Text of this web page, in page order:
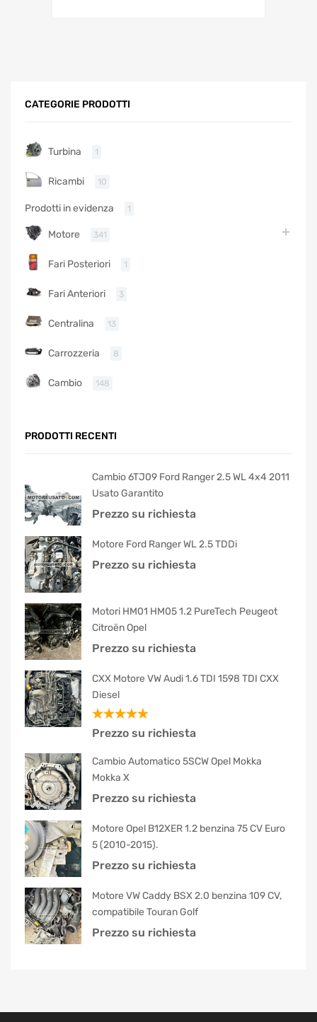
CATEGORIE PRODOTTI
Turbina 1
Ricambi 10
Prodotti in evidenza 1
Motore 341
Fari Posteriori 1
Fari Anteriori 3
Centralina 13
Carrozzeria 8
Cambio 148
PRODOTTI RECENTI
Cambio 6TJ09 Ford Ranger 2.5 WL 4x4 2011
Usato Garantito
Prezzo su richiesta
Motore Ford Ranger WL 2.5 TDDi
Prezzo su richiesta
Motori HM01 HM05 1.2 PureTech Peugeot
Citroën Opel
Prezzo su richiesta
CXX Motore VW Audi 1.6 TDI 1598 TDI CXX
Diesel
Valutato
Prezzo su richiesta
Cambio Automatico 5SCW Opel Mokka
Mokka X
Prezzo su richiesta
Motore Opel B12XER 1.2 benzina 75 CV Euro
5 (2010-2015).
Prezzo su richiesta
Motore VW Caddy BSX 2.0 benzina 109 CV,
compatibile Touran Golf
Prezzo su richiesta